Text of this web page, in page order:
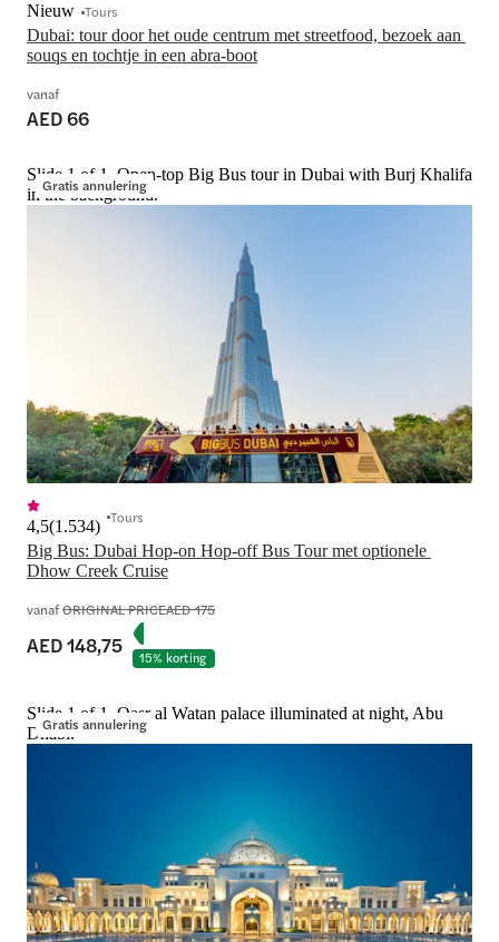
Dubai: tour door het oude centrum met streetfood, bezoek aan
souqs en tochtje in een abra-boot
Nieuw Tours
vanaf
AED 66
Gratis annulering
Slide 1 of 1, Open-top Big Bus tour in Dubai with Burj Khalifa
in the background.
Big Bus: Dubai Hop-on Hop-off Bus Tour met optionele
Dhow Creek Cruise
4,5(1.534) Tours
vanafORIGINAL PRICEAED 175
AED 148,75 15% korting
Gratis annulering
Slide 1 of 1, Qasr al Watan palace illuminated at night, Abu
Dhabi.